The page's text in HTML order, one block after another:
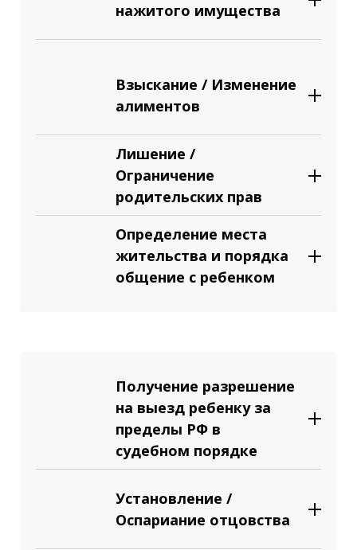
нажитого имущества
Взыскание / Изменение
алиментов
Лишение /
Ограничение
родительских прав
Определение места
жительства и порядка
общение с ребенком
Получение разрешение
на выезд ребенку за
пределы РФ в
судебном порядке
Установление /
Оспариание отцовства